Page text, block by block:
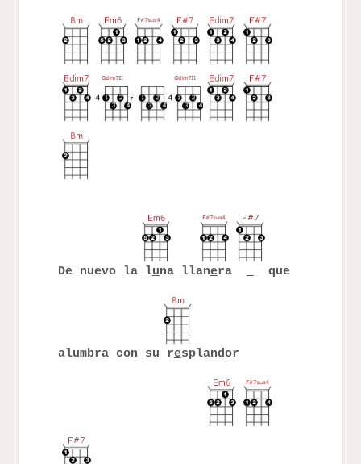
De nuevo la luna llanera que
alumbra con su resplandor